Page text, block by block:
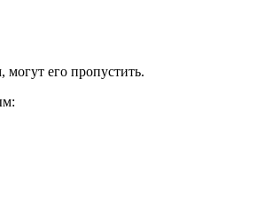
его пропустить.